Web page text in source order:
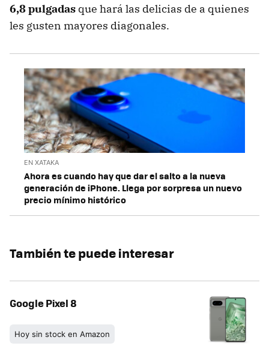
6,8 pulgadas que hará las delicias de a quienes
les gusten mayores diagonales.
EN XATAKA
Ahora es cuando hay que dar el salto a la nueva
generación de iPhone. Llega por sorpresa un nuevo
precio mínimo histórico
También te puede interesar
Google Pixel 8
Hoy sin stock en Amazon